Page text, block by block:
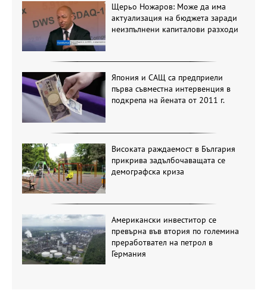
Щерьо Ножаров: Може да има
актуализация на бюджета заради
неизпълнени капиталови разходи
Япония и САЩ са предприели
първа съвместна интервенция в
подкрепа на йената от 2011 г.
Високата раждаемост в България
прикрива задълбочаващата се
демографска криза
Американски инвеститор се
превърна във втория по големина
преработвател на петрол в
Германия